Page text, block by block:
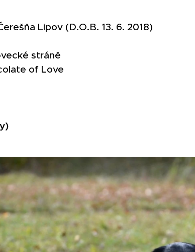
Lipov (D.O.B. 13. 6. 2018) 💜
stráně
of Love